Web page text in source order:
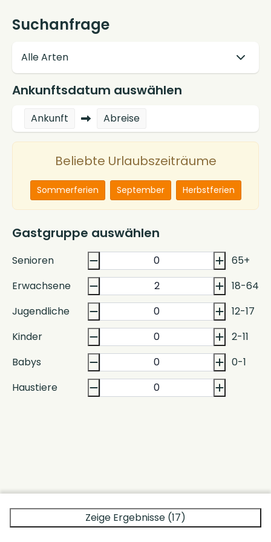
Suchanfrage
Ankunftsdatum auswählen
Ankunft Abreise
Beliebte Urlaubszeiträume
Sommerferien September Herbstferien
Gastgruppe auswählen
Senioren
65+
Erwachsene
18-64
Jugendliche
12-17
Kinder
2-11
Babys
0-1
Haustiere
Zeige Ergebnisse (17)